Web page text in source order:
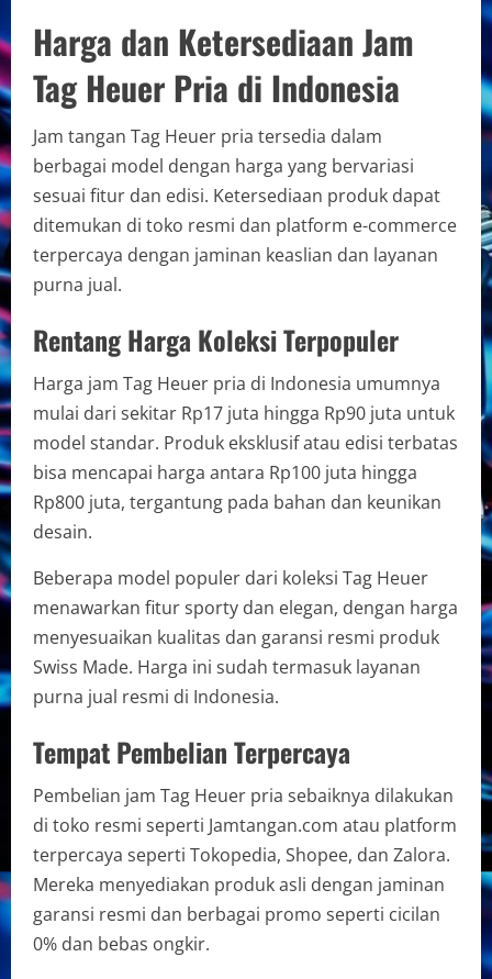
Harga dan Ketersediaan Jam
Tag Heuer Pria di Indonesia
Jam tangan Tag Heuer pria tersedia dalam
berbagai model dengan harga yang bervariasi
sesuai fitur dan edisi. Ketersediaan produk dapat
ditemukan di toko resmi dan platform e-commerce
terpercaya dengan jaminan keaslian dan layanan
purna jual.
Rentang Harga Koleksi Terpopuler
Harga jam Tag Heuer pria di Indonesia umumnya
mulai dari sekitar Rp17 juta hingga Rp90 juta untuk
model standar. Produk eksklusif atau edisi terbatas
bisa mencapai harga antara Rp100 juta hingga
Rp800 juta, tergantung pada bahan dan keunikan
desain.
Beberapa model populer dari koleksi Tag Heuer
menawarkan fitur sporty dan elegan, dengan harga
menyesuaikan kualitas dan garansi resmi produk
Swiss Made. Harga ini sudah termasuk layanan
purna jual resmi di Indonesia.
Tempat Pembelian Terpercaya
Pembelian jam Tag Heuer pria sebaiknya dilakukan
di toko resmi seperti Jamtangan.com atau platform
terpercaya seperti Tokopedia, Shopee, dan Zalora.
Mereka menyediakan produk asli dengan jaminan
garansi resmi dan berbagai promo seperti cicilan
0% dan bebas ongkir.